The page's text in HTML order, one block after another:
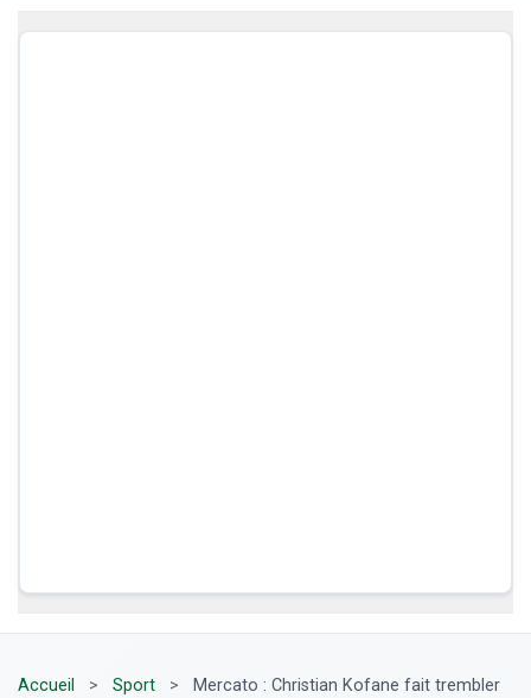
Accueil > Sport >
Mercato : Christian Kofane fait trembler